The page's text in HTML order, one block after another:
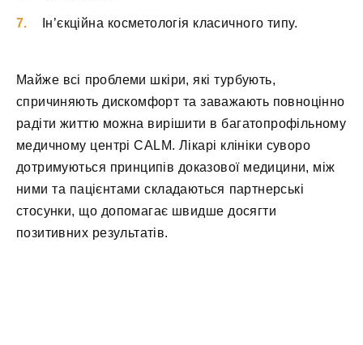
Ін’єкційна косметологія класичного типу.
Майже всі проблеми шкіри, які турбують,
спричиняють дискомфорт та заважають повноцінно
радіти життю можна вирішити в багатопрофільному
медичному центрі CALM. Лікарі клініки суворо
дотримуються принципів доказової медицини, між
ними та пацієнтами складаються партнерські
стосунки, що допомагає швидше досягти
позитивних результатів.